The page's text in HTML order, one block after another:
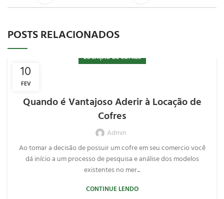
POSTS RELACIONADOS
10
FEV
LOCAÇÃO DE COFRES
Quando é Vantajoso Aderir à Locação de
Cofres
Admin
Ao tomar a decisão de possuir um cofre em seu comercio você
dá início a um processo de pesquisa e análise dos modelos
existentes no mer...
CONTINUE LENDO